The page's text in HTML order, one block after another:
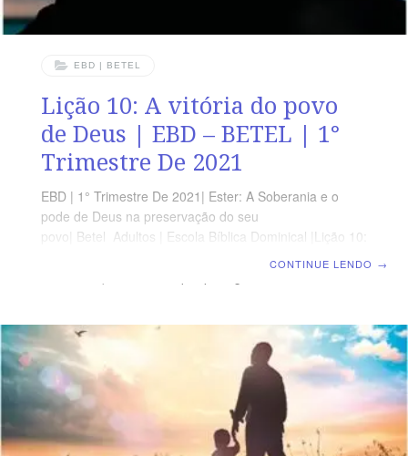
EBD | BETEL
Lição 10: A vitória do povo
de Deus | EBD – BETEL | 1°
Trimestre De 2021
EBD | 1° Trimestre De 2021| Ester: A Soberania e o
pode de Deus na preservação do seu
povo| Betel Adultos | Escola Bíblica Dominical |Lição 10:
ÁUREO “Então respondeu a rainha Ester, e disse: Se, ó
rei, achei graça aos teus olhos, e se bem parecer ao rei,
desse-me a minha vida como minha petição e o meu
povo
CONTINUE LENDO →